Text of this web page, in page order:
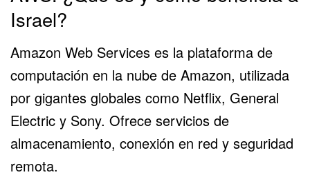
Israel?
Amazon Web Services es la plataforma de
computación en la nube de Amazon, utilizada
por gigantes globales como Netflix, General
Electric y Sony. Ofrece servicios de
almacenamiento, conexión en red y seguridad
remota.